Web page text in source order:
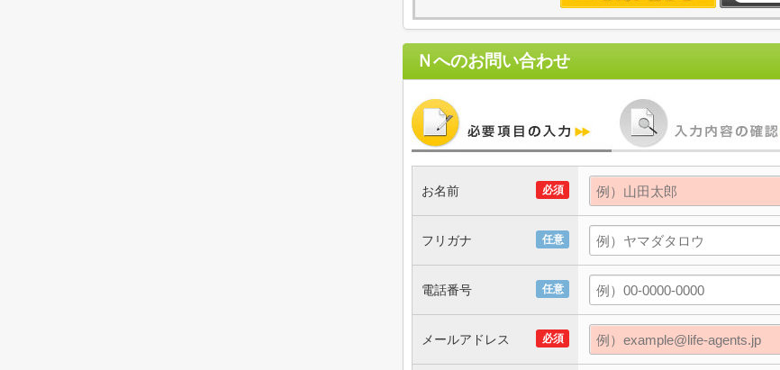
Ｎへのお問い合わせ
必須
お名前
任意
フリガナ
任意
電話番号
必須
メールアドレス